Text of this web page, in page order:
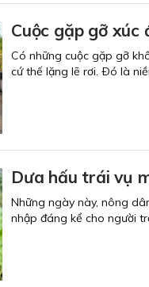
Cuộc gặp gỡ xúc
Có những cuộc gặp gỡ
cứ thế lặng lẽ rơi. Ðó là
Dưa hấu trái vụ
Những ngày này, nông
nhập đáng kể cho người